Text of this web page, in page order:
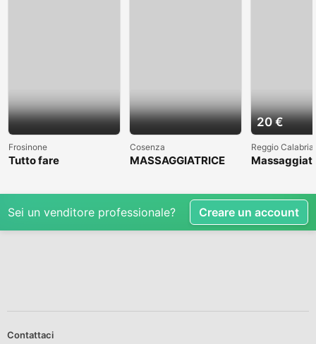
Frosinone
Tutto fare
Cosenza
MASSAGGIATRICE
20 €
Reggio Calabria
Sei un venditore professionale? Creare un account
Contattaci